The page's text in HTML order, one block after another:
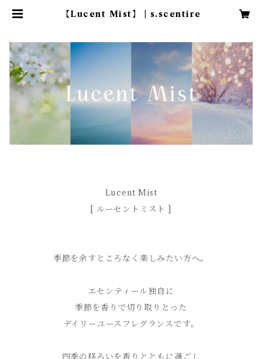
【Lucent Mist】 | s.scentire
Lucent Mist
[ ルーセントミスト ]
季節を余すところなく楽しみたい方へ。
エセンティール独自に
季節を香りで切り取りとった
デイリーユースフレグランスです。
四季の移ろいを香りとともに過ごし